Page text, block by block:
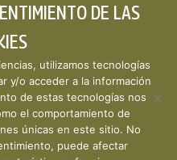
:: Portal Estadístico de la
La Mancha ·Aviso legal y
DE LAS
utilizamos tecnologías
y/o acceder a la información
de estas tecnologías nos
el comportamiento de
únicas en este sitio. No
puede afectar